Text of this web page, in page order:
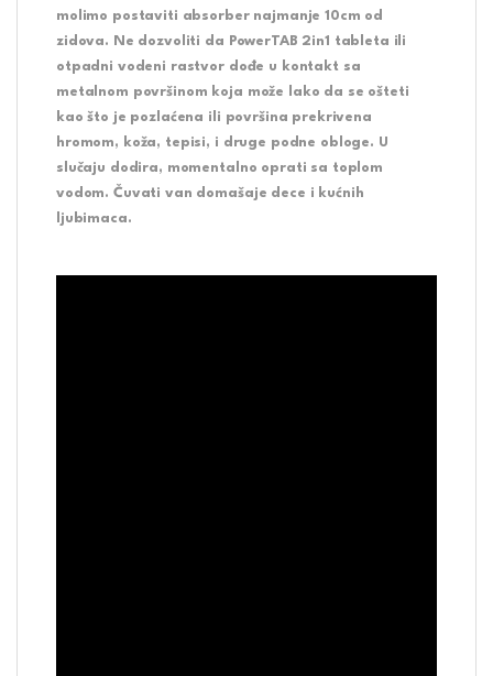
molimo postaviti absorber najmanje 10cm od
zidova. Ne dozvoliti da PowerTAB 2in1 tableta ili
otpadni vodeni rastvor dođe u kontakt sa
metalnom površinom koja može lako da se ošteti
kao što je pozlaćena ili površina prekrivena
hromom, koža, tepisi, i druge podne obloge. U
slučaju dodira, momentalno oprati sa toplom
vodom. Čuvati van domašaje dece i kućnih
ljubimaca.